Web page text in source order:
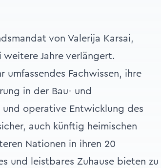
von Valerija Karsai,
Jahre verlängert.
umfassendes Fachwissen, ihre
in der Bau- und
operative Entwicklung des
auch künftig heimischen
Nationen in ihren 20
und leistbares Zuhause bieten zu